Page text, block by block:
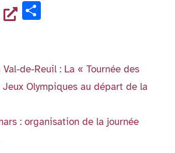
e
n
wi
tt
m
n
dI
n
h
A
p
Pr
in
g
er
de-Reuil : La « Tournée des
Jeux Olympiques au départ de la
: organisation de la journée